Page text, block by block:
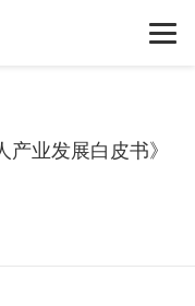
业发展白皮书》